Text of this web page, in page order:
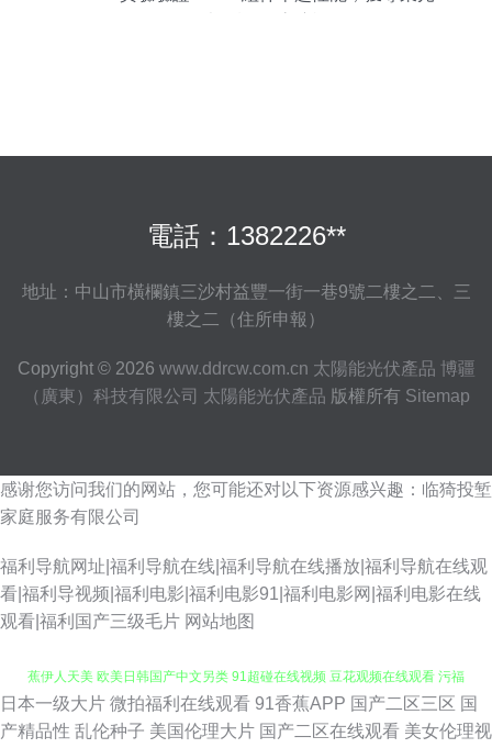
電話：1382226**
地址：中山市橫欄鎮三沙村益豐一街一巷9號二樓之二、三
樓之二（住所申報）
Copyright © 2026 www.ddrcw.com.cn 太陽能光伏產品 博疆
（廣東）科技有限公司 太陽能光伏產品 版權所有 Sitemap
感谢您访问我们的网站，您可能还对以下资源感兴趣：临猗投堑
家庭服务有限公司
福利导航网址|福利导航在线|福利导航在线播放|福利导航在线观
看|福利导视频|福利电影|福利电影91|福利电影网|福利电影在线
观看|福利国产三级毛片 网站地图
九九国产热 亚洲日本黄色小说网 老司机AV福利网站 91吃瓜福利 大香蕉大香
日本一级大片 微拍福利在线观看 91香蕉APP 国产二区三区 国
产精品性 乱伦种子 美国伦理大片 国产二区在线观看 美女伦理视